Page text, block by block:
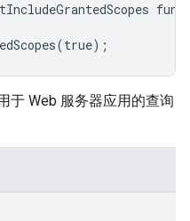
于 Web 服务器应用的查询